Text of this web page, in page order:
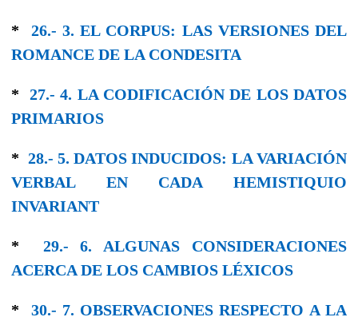
* 26.- 3. EL CORPUS: LAS VERSIONES DEL
ROMANCE DE LA CONDESITA
* 27.- 4. LA CODIFICACIÓN DE LOS DATOS
PRIMARIOS
* 28.- 5. DATOS INDUCIDOS: LA VARIACIÓN
VERBAL EN CADA HEMISTIQUIO
INVARIANT
* 29.- 6. ALGUNAS CONSIDERACIONES
ACERCA DE LOS CAMBIOS LÉXICOS
* 30.- 7. OBSERVACIONES RESPECTO A LA